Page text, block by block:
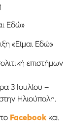
Εδώ»
«Είμαι Εδώ»
επιστήμων
3 Ιουλίου –
Ηλιούπολη.
Facebookκαι